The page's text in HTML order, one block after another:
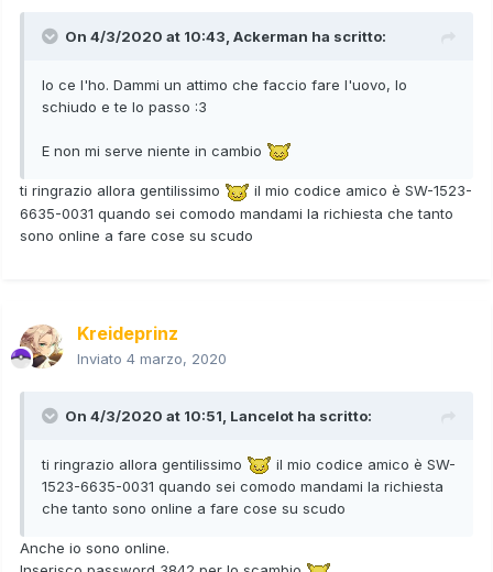
On 4/3/2020 at 10:43, Ackerman ha scritto:
Io ce l'ho. Dammi un attimo che faccio fare l'uovo, lo
schiudo e te lo passo :3
E non mi serve niente in cambio
ti ringrazio allora gentilissimo
il mio codice amico è SW-1523-
6635-0031 quando sei comodo mandami la richiesta che tanto
sono online a fare cose su scudo
Kreideprinz
Inviato 4 marzo, 2020
On 4/3/2020 at 10:51, Lancelot ha scritto:
ti ringrazio allora gentilissimo
il mio codice amico è SW-
1523-6635-0031 quando sei comodo mandami la richiesta
che tanto sono online a fare cose su scudo
Anche io sono online.